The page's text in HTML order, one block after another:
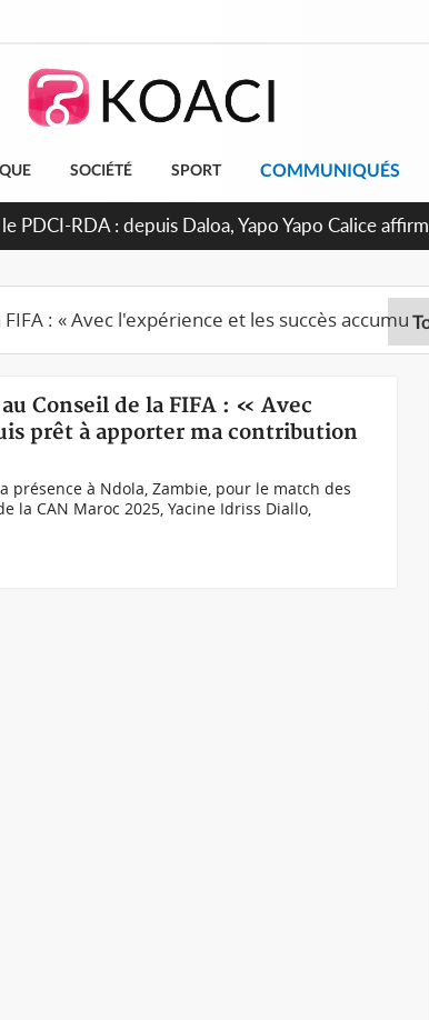
SOCIÉTÉ SPORT COMMUNIQUÉS
PDCI-RDA : depuis Daloa, Yapo Yapo Calice
Conseil de la FIFA : « Avec
prêt à apporter ma contribution
à Ndola, Zambie, pour le match des
la CAN Maroc 2025, Yacine Idriss Diallo,